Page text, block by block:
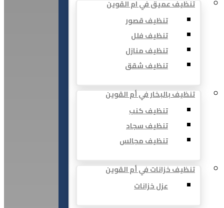
تنظيف عميق في ام القوين
تنظيف قصور
تنظيف فلل
تنظيف منازل
تنظيف شقق
تنظيف بالبخار في أم القوين
تنظيف كنب
تنظيف سجاد
تنظيف مجالس
تنظيف خزانات في أم القوين
عزل خزانات